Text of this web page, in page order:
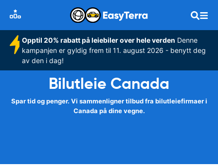
Opptil 20% rabatt på leiebiler over hele verden Denne
kampanjen er gyldig frem til 11. august 2026 - benytt deg
av den i dag!
Bilutleie Canada
Spar tid og penger. Vi sammenligner tilbud fra bilutleiefirmaer i
Canada på dine vegne.